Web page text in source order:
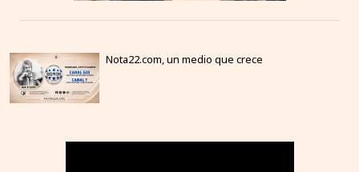
Nota22.com, un medio que crece